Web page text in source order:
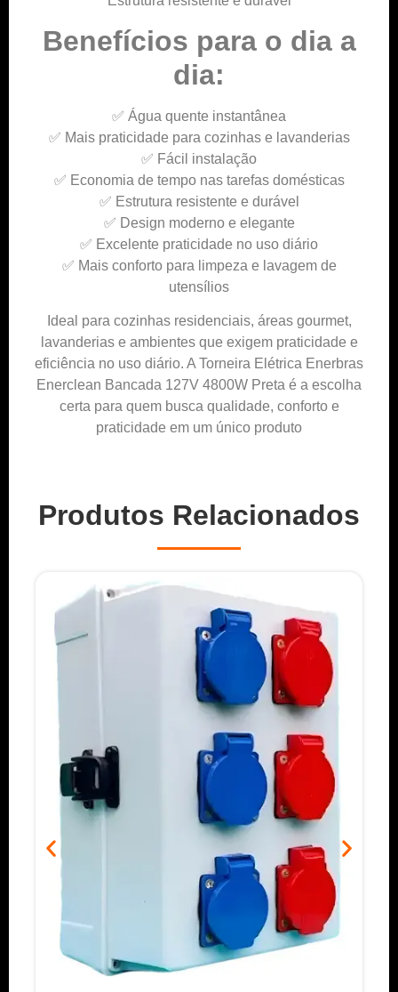
Benefícios para o dia a
dia:
✅ Água quente instantânea
✅ Mais praticidade para cozinhas e lavanderias
✅ Fácil instalação
✅ Economia de tempo nas tarefas domésticas
✅ Estrutura resistente e durável
✅ Design moderno e elegante
✅ Excelente praticidade no uso diário
✅ Mais conforto para limpeza e lavagem de
utensílios
Ideal para cozinhas residenciais, áreas gourmet,
lavanderias e ambientes que exigem praticidade e
eficiência no uso diário. A Torneira Elétrica Enerbras
Enerclean Bancada 127V 4800W Preta é a escolha
certa para quem busca qualidade, conforto e
praticidade em um único produto
Produtos Relacionados